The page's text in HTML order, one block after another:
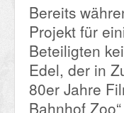
Bereits
Projekt für
Beteiligten
Edel, der in
80er Jahre
Bahnhof